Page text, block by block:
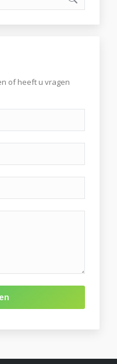
of heeft u vragen